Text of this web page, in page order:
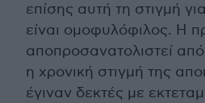
επίσης αυτή τη στιγμή
είναι ομοφυλόφιλος. Η
αποπροσανατολιστεί από
η χρονική στιγμή της
έγιναν δεκτές με